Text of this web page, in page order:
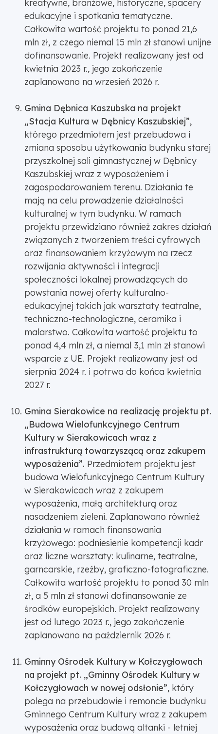
kreatywne, branżowe, historyczne, spacery
edukacyjne i spotkania tematyczne.
Całkowita wartość projektu to ponad 21,6
mln zł, z czego niemal 15 mln zł stanowi unijne
dofinansowanie. Projekt realizowany jest od
kwietnia 2023 r., jego zakończenie
zaplanowano na wrzesień 2026 r.
Gmina Dębnica Kaszubska na projekt
„Stacja Kultura w Dębnicy Kaszubskiej”,
którego przedmiotem jest przebudowa i
zmiana sposobu użytkowania budynku starej
przyszkolnej sali gimnastycznej w Dębnicy
Kaszubskiej wraz z wyposażeniem i
zagospodarowaniem terenu. Działania te
mają na celu prowadzenie działalności
kulturalnej w tym budynku. W ramach
projektu przewidziano również zakres działań
związanych z tworzeniem treści cyfrowych
oraz finansowaniem krzyżowym na rzecz
rozwijania aktywności i integracji
społeczności lokalnej prowadzących do
powstania nowej oferty kulturalno-
edukacyjnej takich jak warsztaty teatralne,
techniczno-technologiczne, ceramika i
malarstwo. Całkowita wartość projektu to
ponad 4,4 mln zł, a niemal 3,1 mln zł stanowi
wsparcie z UE. Projekt realizowany jest od
sierpnia 2024 r. i potrwa do końca kwietnia
2027 r.
Gmina Sierakowice na realizację projektu pt.
„Budowa Wielofunkcyjnego Centrum
Kultury w Sierakowicach wraz z
infrastrukturą towarzyszącą oraz zakupem
wyposażenia”. Przedmiotem projektu jest
budowa Wielofunkcyjnego Centrum Kultury
w Sierakowicach wraz z zakupem
wyposażenia, małą architekturą oraz
nasadzeniem zieleni. Zaplanowano również
działania w ramach finansowania
krzyżowego: podniesienie kompetencji kadr
oraz liczne warsztaty: kulinarne, teatralne,
garncarskie, rzeźby, graficzno-fotograficzne.
Całkowita wartość projektu to ponad 30 mln
zł, a 5 mln zł stanowi dofinansowanie ze
środków europejskich. Projekt realizowany
jest od lutego 2023 r., jego zakończenie
zaplanowano na październik 2026 r.
Gminny Ośrodek Kultury w Kołczygłowach
na projekt pt. „Gminny Ośrodek Kultury w
Kołczygłowach w nowej odsłonie”, który
polega na przebudowie i remoncie budynku
Gminnego Centrum Kultury wraz z zakupem
wyposażenia oraz budową altanki - letniej